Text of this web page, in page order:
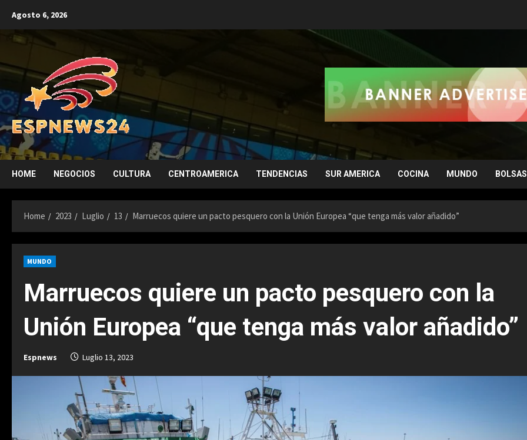
content
Agosto 6, 2026
HOME NEGOCIOS CULTURA CENTROAMERICA TENDENCIAS SUR AMERICA COCINA MUNDO
Home 2023 Luglio 13 Marruecos quiere un pacto pesquero con la Unión Europea “que tenga más valor añadido”
MUNDO
Marruecos quiere un pacto pesquero con la
Unión Europea “que tenga más valor añadido”
Espnews Luglio 13, 2023